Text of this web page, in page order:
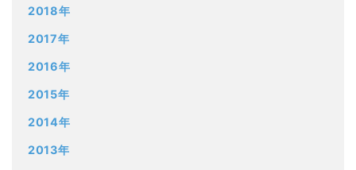
2018年
2017年
2016年
2015年
2014年
2013年